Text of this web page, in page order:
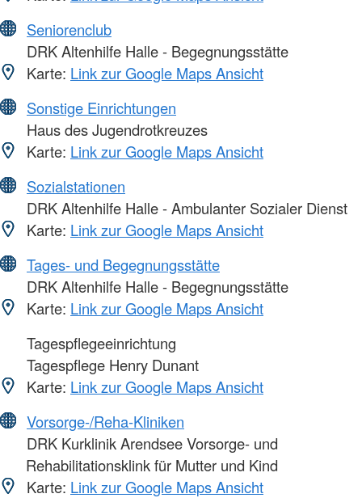
Seniorenclub
DRK Altenhilfe Halle - Begegnungsstätte
Karte: Link zur Google Maps Ansicht
Sonstige Einrichtungen
Haus des Jugendrotkreuzes
Karte: Link zur Google Maps Ansicht
Sozialstationen
DRK Altenhilfe Halle - Ambulanter Sozialer Dienst
Karte: Link zur Google Maps Ansicht
Tages- und Begegnungsstätte
DRK Altenhilfe Halle - Begegnungsstätte
Karte: Link zur Google Maps Ansicht
Tagespflegeeinrichtung
Tagespflege Henry Dunant
Karte: Link zur Google Maps Ansicht
Vorsorge-/Reha-Kliniken
DRK Kurklinik Arendsee Vorsorge- und
Rehabilitationsklink für Mutter und Kind
Karte: Link zur Google Maps Ansicht